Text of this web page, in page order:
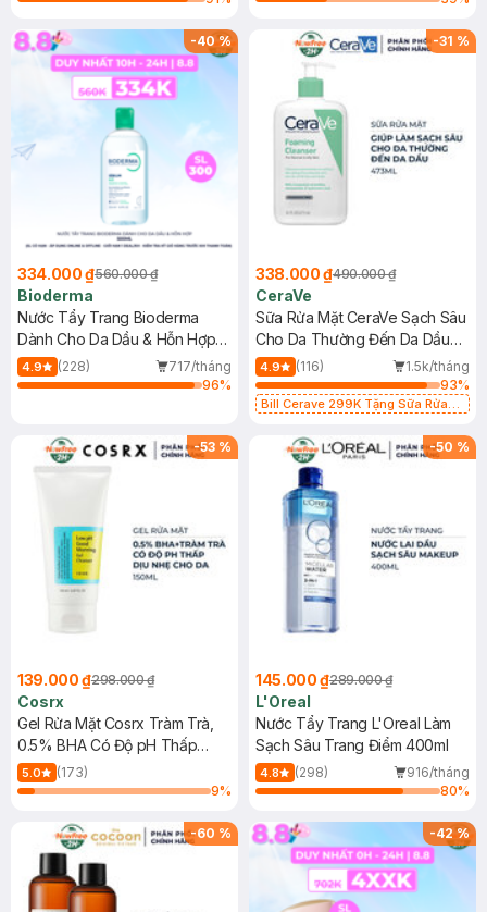
-40%
334.000 ₫560.000 ₫
Bioderma
Nước Tẩy Trang Bioderma
Dành Cho Da Dầu & Hỗn Hợp
500ml
4.9 (228)
717/tháng
96%
-31 %
338.000 ₫490.000 ₫
CeraVe
Sữa Rửa Mặt CeraVe Sạch Sâu
Cho Da Thường Đến Da Dầu
473ml
4.9 (116)
1.5k/tháng
93%
Bill Cerave 299K Tặng Sữa Rửa
-53 %
139.000 ₫298.000 ₫
Cosrx
Gel Rửa Mặt Cosrx Tràm Trà,
0.5% BHA Có Độ pH Thấp
150ml
5.0
(173)
9%
-50 %
145.000 ₫289.000 ₫
L'Oreal
Nước Tẩy Trang L'Oreal Làm
Sạch Sâu Trang Điểm 400ml
4.8 (298)
916/tháng
80%
-60 % -42%